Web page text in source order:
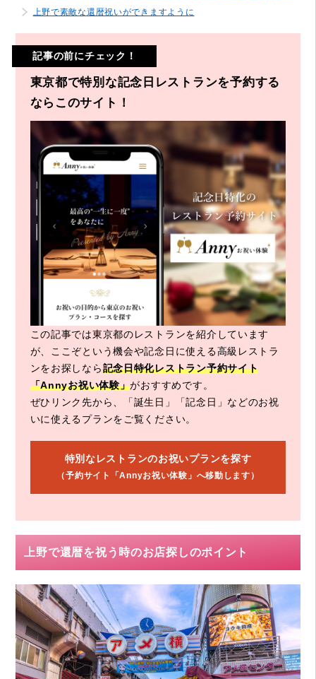
上野で素敵な還暦祝いができますように
記事の前にチェック！
東京都で特別な記念日レストランを予約する
ならこのサイト！
この記事では東京都のレストランを紹介しています
が、ここぞという機会や記念日に使える高級レストラ
ンをお探しなら記念日特化レストラン予約サイト
「Annyお祝い体験」がおすすめです。
ぜひリンク先から、「誕生日」「記念日」などのお祝
いに使えるプランをご覧ください。
特別なレストランのお祝いプランを探す
（予約サイト「Annyお祝い体験」へ移動します）
上野で還暦を祝う時のお店探しのポイント